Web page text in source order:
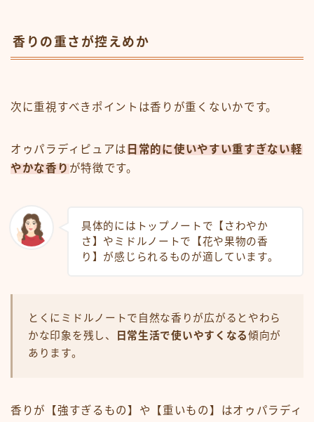
香りの重さが控えめか
次に重視すべきポイントは香りが重くないかです。
オゥパラディピュアは 日常的に使いやすい重すぎない軽
やかな香り が特徴です。
具体的にはトップノートで【さわやか
さ】やミドルノートで【花や果物の香
り】が感じられるものが適しています。
とくにミドルノートで自然な香りが広がるとやわら
かな印象を残し、
日常生活で使いやすくなる傾向が
あります。
香りが【強すぎるもの】や【重いもの】はオゥパラディ